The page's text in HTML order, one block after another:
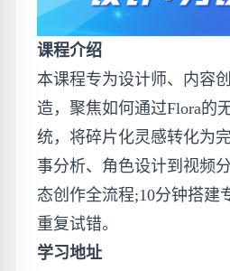
课程介绍
本课程专为设计师、内容
造，聚焦如何通过Flora的
统，将碎片化灵感转化为
事分析、角色设计到视频
态创作全流程;10分钟搭建
重复试错。
学习地址